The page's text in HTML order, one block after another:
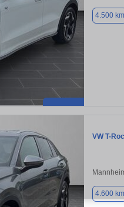
4.500 km
VW T-Roc
4.600 km